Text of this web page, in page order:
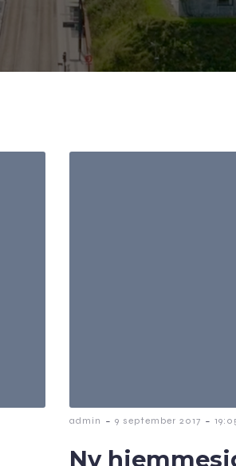
admin - 9 september 2017 -
Ny